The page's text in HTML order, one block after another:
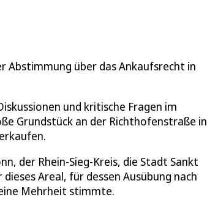
Abstimmung über das Ankaufsrecht in
und kritische Fragen im
Grundstück an der Richthofenstraße in
der Rhein-Sieg-Kreis, die Stadt Sankt
Areal, für dessen Ausübung nach
Mehrheit stimmte.